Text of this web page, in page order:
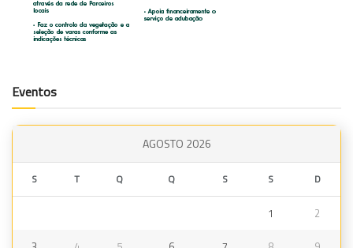
Eventos
AGOSTO 2026
S T Q Q S S D
1 2